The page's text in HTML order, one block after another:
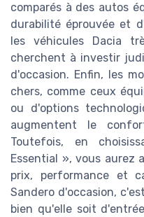
comparés à des autos
durabilité éprouvée et
les véhicules Dacia
cherchent à investir
d'occasion. Enfin, les
chers, comme ceux
ou d'options
augmentent le
Toutefois, en
Essential », vous aurez
prix, performance et
Sandero d'occasion,
bien qu'elle soit